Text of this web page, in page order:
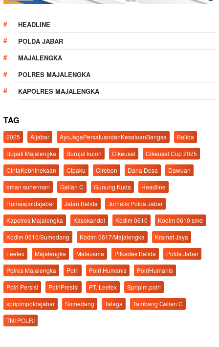
HEADLINE
POLDA JABAR
MAJALENGKA
POLRES MAJALENGKA
KAPOLRES MAJALENGKA
TAG
2025 Aljabar AyoJagaPersatuandanKesatuanBangsa
Balida
Bupati Majalengka
Burujul kulon Cikeusal
Cikeusal Cup 2025
CintaKebhinekaan
Cipaku Cirebon Dana Desa
Dawuan
eman suherman
Galian C Gunung Kuda
Headline
Humaspoldajabar
Jalan Balida
Jurnalis Polda Jabar
Kapolres Majalengka
Kasokandel Kodim 0610
Kodim 0610 smd
Kodim 0610/Sumedang
Kodim 0617/Majalengka
Kramat Jaya
Leetex
Majalengka Malausma Pilkades Balida
Polda Jabar
Polres Majalengka
Polri Polri Humanis
PolriHumanis
Polri Persisi
PolriPresisi PT. Leetex
Spripim.polri
spripimpoldajabar
Sumedang Talaga
Tambang Galian C
TNI POLRI